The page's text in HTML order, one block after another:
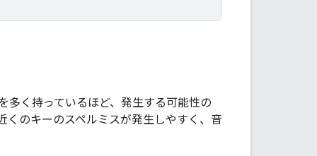
多く持っているほど、発生する可能性の
くのキーのスペルミスが発生しやすく、音